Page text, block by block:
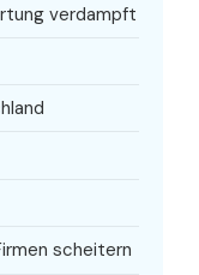
verdampft
scheitern